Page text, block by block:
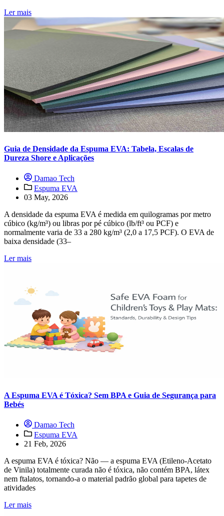
Ler mais
Guia de Densidade da Espuma EVA: Tabela, Escalas de
Dureza Shore e Aplicações
Damao Tech
Espuma EVA
03 May, 2026
A densidade da espuma EVA é medida em quilogramas por metro
cúbico (kg/m³) ou libras por pé cúbico (lb/ft³ ou PCF) e
normalmente varia de 33 a 280 kg/m³ (2,0 a 17,5 PCF). O EVA de
baixa densidade (33–
Ler mais
A Espuma EVA é Tóxica? Sem BPA e Guia de Segurança para
Bebés
Damao Tech
Espuma EVA
21 Feb, 2026
A espuma EVA é tóxica? Não — a espuma EVA (Etileno-Acetato
de Vinila) totalmente curada não é tóxica, não contém BPA, látex
nem ftalatos, tornando-a o material padrão global para tapetes de
atividades
Ler mais